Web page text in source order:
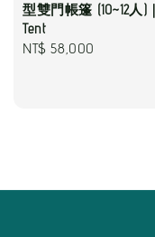
型雙門帳篷 (10~12人)｜
Tent
Regular
NT$ 58,000